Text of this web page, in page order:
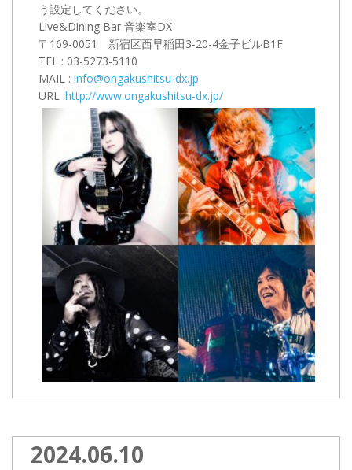
う設定してください。
Live&Dining Bar 音楽室DX
〒169-0051 新宿区西早稲田3-20-4金子ビルB1F
TEL : 03-5273-5110
MAIL : info@ongakushitsu-dx.jp
URL :http://www.ongakushitsu-dx.jp/
2024.06.10